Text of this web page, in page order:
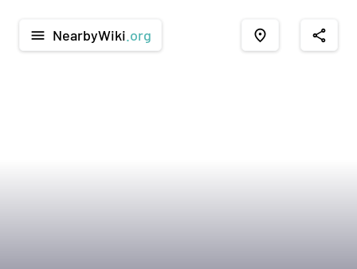
menu NearbyWiki .org place share